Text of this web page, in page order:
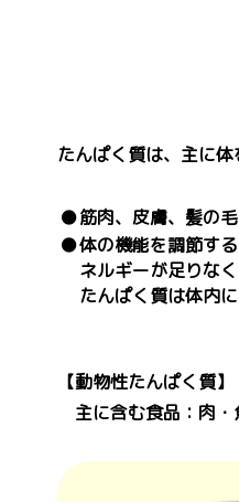
たんぱく質は、主に体
●筋肉、皮膚、髪の
●体の機能を調節す
ネルギーが足りな
たんぱく質は体内
【動物性たんぱく質】
主に含む食品：肉・